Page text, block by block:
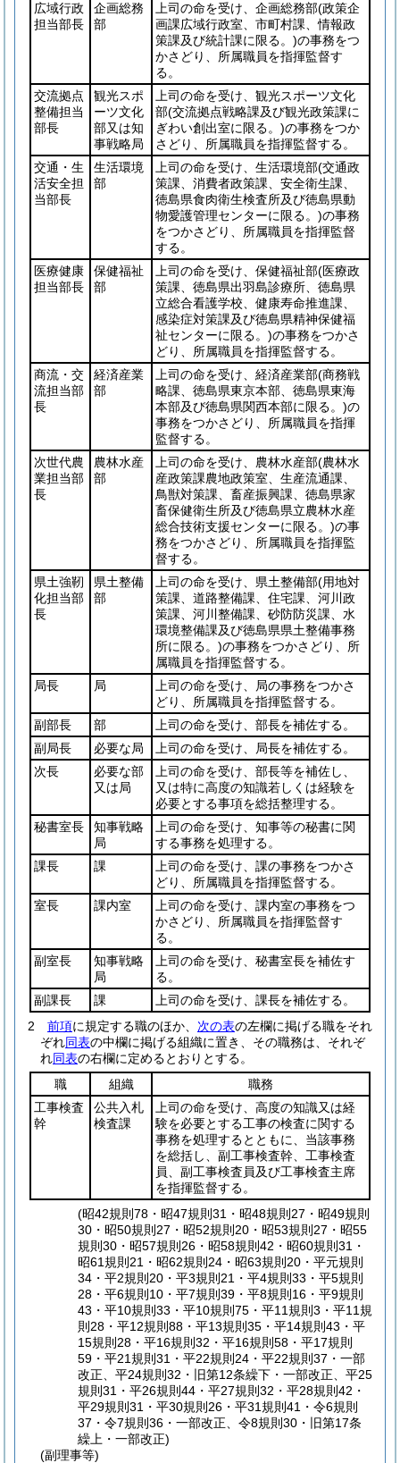
広域行政
担当部長
企画総務
部
上司の命を受け、企画総務部(政策企
画課広域行政室、市町村課、情報政
策課及び統計課に限る。)の事務をつ
かさどり、所属職員を指揮監督す
る。
交流拠点
整備担当
部長
観光スポ
ーツ文化
部又は知
事戦略局
上司の命を受け、観光スポーツ文化
部(交流拠点戦略課及び観光政策課に
ぎわい創出室に限る。)の事務をつか
さどり、所属職員を指揮監督する。
交通・生
活安全担
当部長
生活環境
部
上司の命を受け、生活環境部(交通政
策課、消費者政策課、安全衛生課、
徳島県食肉衛生検査所及び徳島県動
物愛護管理センターに限る。)の事務
をつかさどり、所属職員を指揮監督
する。
医療健康
担当部長
保健福祉
部
上司の命を受け、保健福祉部(医療政
策課、徳島県出羽島診療所、徳島県
立総合看護学校、健康寿命推進課、
感染症対策課及び徳島県精神保健福
祉センターに限る。)の事務をつかさ
どり、所属職員を指揮監督する。
商流・交
流担当部
長
経済産業
部
上司の命を受け、経済産業部(商務戦
略課、徳島県東京本部、徳島県東海
本部及び徳島県関西本部に限る。)の
事務をつかさどり、所属職員を指揮
監督する。
次世代農
業担当部
長
農林水産
部
上司の命を受け、農林水産部(農林水
産政策課農地政策室、生産流通課、
鳥獣対策課、畜産振興課、徳島県家
畜保健衛生所及び徳島県立農林水産
総合技術支援センターに限る。)の事
務をつかさどり、所属職員を指揮監
督する。
県土強靭
化担当部
長
県土整備
部
上司の命を受け、県土整備部(用地対
策課、道路整備課、住宅課、河川政
策課、河川整備課、砂防防災課、水
環境整備課及び徳島県県土整備事務
所に限る。)の事務をつかさどり、所
属職員を指揮監督する。
局長
局
上司の命を受け、局の事務をつかさ
どり、所属職員を指揮監督する。
副部長
部
上司の命を受け、部長を補佐する。
副局長
必要な局
上司の命を受け、局長を補佐する。
次長
必要な部
又は局
上司の命を受け、部長等を補佐し、
又は特に高度の知識若しくは経験を
必要とする事項を総括整理する。
秘書室長
知事戦略
局
上司の命を受け、知事等の秘書に関
する事務を処理する。
課長
課
上司の命を受け、課の事務をつかさ
どり、所属職員を指揮監督する。
室長
課内室
上司の命を受け、課内室の事務をつ
かさどり、所属職員を指揮監督す
る。
副室長
知事戦略
局
上司の命を受け、秘書室長を補佐す
る。
副課長
課
上司の命を受け、課長を補佐する。
2
前項に規定する職のほか、 次の表の左欄に掲げる職をそれ
ぞれ同表の中欄に掲げる組織に置き、その職務は、それぞ
れ同表の右欄に定めるとおりとする。
職
組織
職務
工事検査
幹
公共入札
検査課
上司の命を受け、高度の知識又は経
験を必要とする工事の検査に関する
事務を処理するとともに、当該事務
を総括し、副工事検査幹、工事検査
員、副工事検査員及び工事検査主席
を指揮監督する。
(昭42規則78・昭47規則31・昭48規則27・昭49規則
30・昭50規則27・昭52規則20・昭53規則27・昭55
規則30・昭57規則26・昭58規則42・昭60規則31・
昭61規則21・昭62規則24・昭63規則20・平元規則
34・平2規則20・平3規則21・平4規則33・平5規則
28・平6規則10・平7規則39・平8規則16・平9規則
43・平10規則33・平10規則75・平11規則3・平11規
則28・平12規則88・平13規則35・平14規則43・平
15規則28・平16規則32・平16規則58・平17規則
59・平21規則31・平22規則24・平22規則37・一部
改正、平24規則32・旧第12条繰下・一部改正、平25
規則31・平26規則44・平27規則32・平28規則42・
平29規則31・平30規則26・平31規則41・令6規則
37・令7規則36・一部改正、令8規則30・旧第17条
繰上・一部改正)
(副理事等)